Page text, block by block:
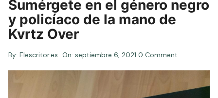
Sumérgete en el género negro
y policíaco de la mano de
Kvrtz Over
By: Elescritor.es On:septiembre 6, 2021 0 Comment